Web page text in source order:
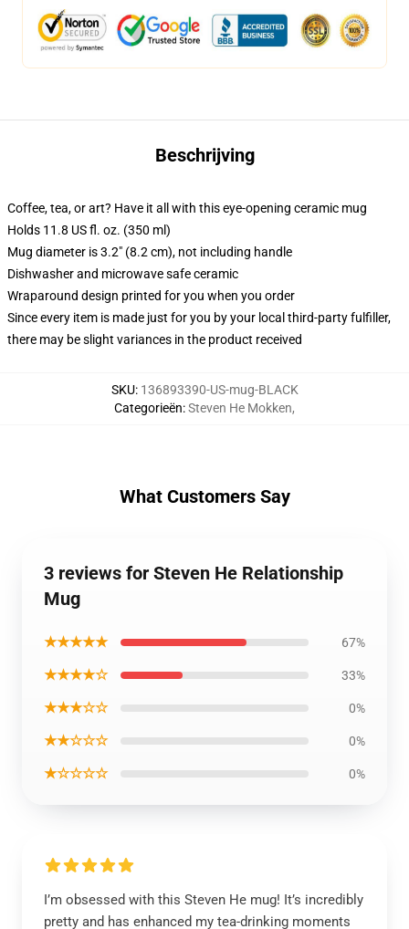
Beschrijving
Coffee, tea, or art? Have it all with this eye-opening ceramic mug
Holds 11.8 US fl. oz. (350 ml)
Mug diameter is 3.2" (8.2 cm), not including handle
Dishwasher and microwave safe ceramic
Wraparound design printed for you when you order
Since every item is made just for you by your local third-party fulfiller,
there may be slight variances in the product received
SKU: 136893390-US-mug-BLACK
Categorieën:Steven He Mokken,
What Customers Say
3 reviews for Steven He Relationship
Mug
★★★★★ 67%
★★★★☆ 33%
★★★☆☆ 0%
★★☆☆☆ 0%
★☆☆☆☆ 0%
I’m obsessed with this Steven He mug! It’s incredibly
pretty and has enhanced my tea-drinking moments